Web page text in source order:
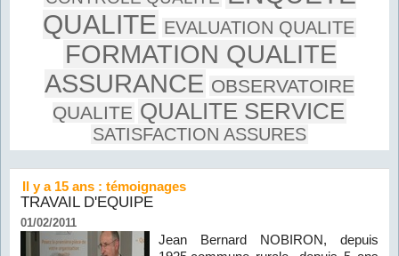
QUALITE EVALUATION QUALITE
FORMATION QUALITE
ASSURANCE OBSERVATOIRE
QUALITE QUALITE SERVICE
SATISFACTION ASSURES
Il y a 15 ans : témoignages
TRAVAIL D'EQUIPE
01/02/2011
Jean Bernard NOBIRON, depuis